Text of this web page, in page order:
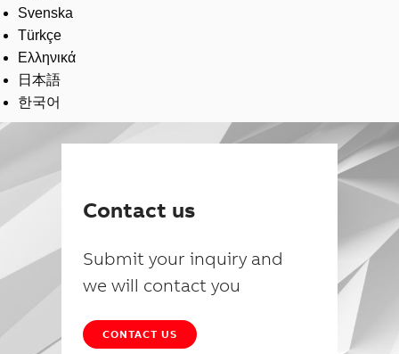
Svenska
Türkçe
Ελληνικά
日本語
한국어
Contact us
Submit your inquiry and
we will contact you
CONTACT US